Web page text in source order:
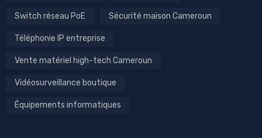
Switch réseau PoE Sécurité maison Cameroun
Téléphonie IP entreprise
Vente matériel high-tech Cameroun
Vidéosurveillance boutique
Équipements informatiques